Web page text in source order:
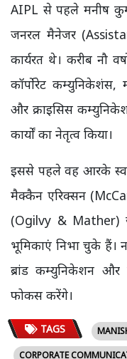
AIPL से पहले मनीष
जनरल मैनेजर
कार्यरत थे। करीब नौ
कॉर्पोरेट
और क्राइसिस
कार्यों का नेतृत्व किया।
इससे पहले वह आरके
मैक्कैन एरिक्सन
(Ogilvy & Mather)
भूमिकाएं निभा चुके हैं।
ब्रांड कम्युनिकेशन और
फोकस करेंगे।
TAGS
CORPORATE